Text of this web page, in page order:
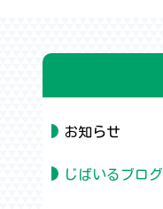
お知らせ
じばいるブログ